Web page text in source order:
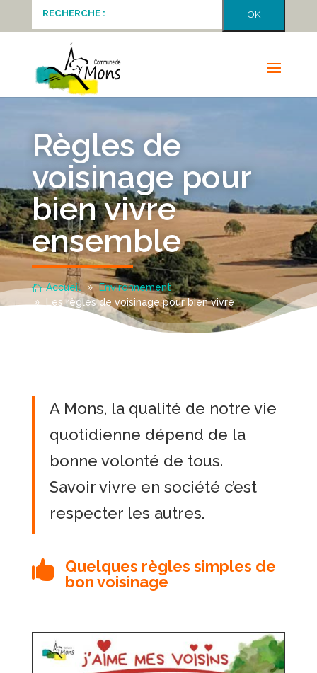
Règles de
voisinage pour
bien vivre
ensemble
Accueil
Environnement
Les règles de voisinage pour bien vivre
ensemble
A Mons, la qualité de notre vie
quotidienne dépend de la
bonne volonté de tous.
Savoir vivre en société c’est
respecter les autres.

Quelques règles simples de
bon voisinage